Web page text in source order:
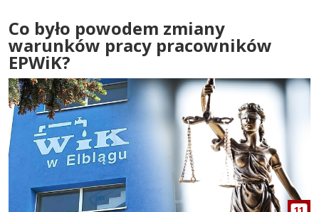
Co było powodem zmiany
warunków pracy pracowników
EPWiK?